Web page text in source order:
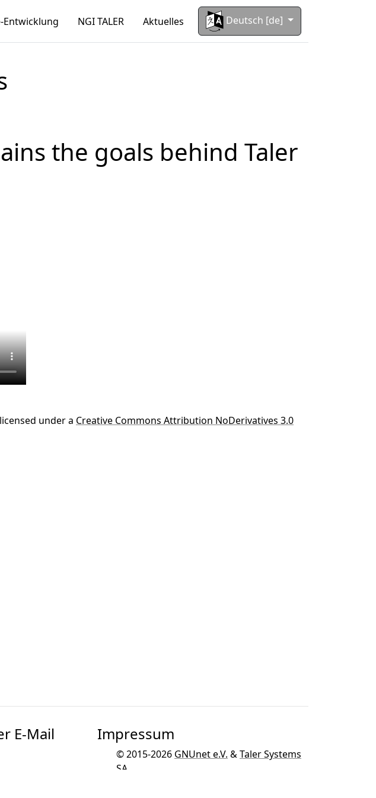
Entwicklung NGI TALER Aktuelles Deutsch [de]
the goals behind Taler
under a Creative Commons Attribution NoDerivatives 3.0
E-Mail Impressum
© 2015-2026 GNUnet e.V. &Taler Systems
SA